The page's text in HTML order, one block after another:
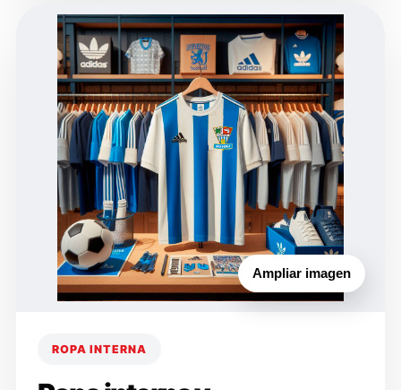
Ampliar imagen
ROPA INTERNA